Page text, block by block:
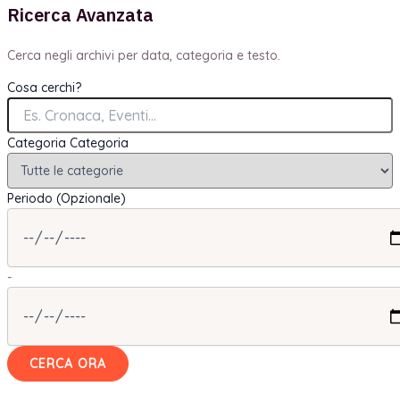
Ricerca Avanzata
Cerca negli archivi per data, categoria e testo.
Cosa cerchi?
Categoria Categoria
Periodo (Opzionale)
-
CERCA ORA